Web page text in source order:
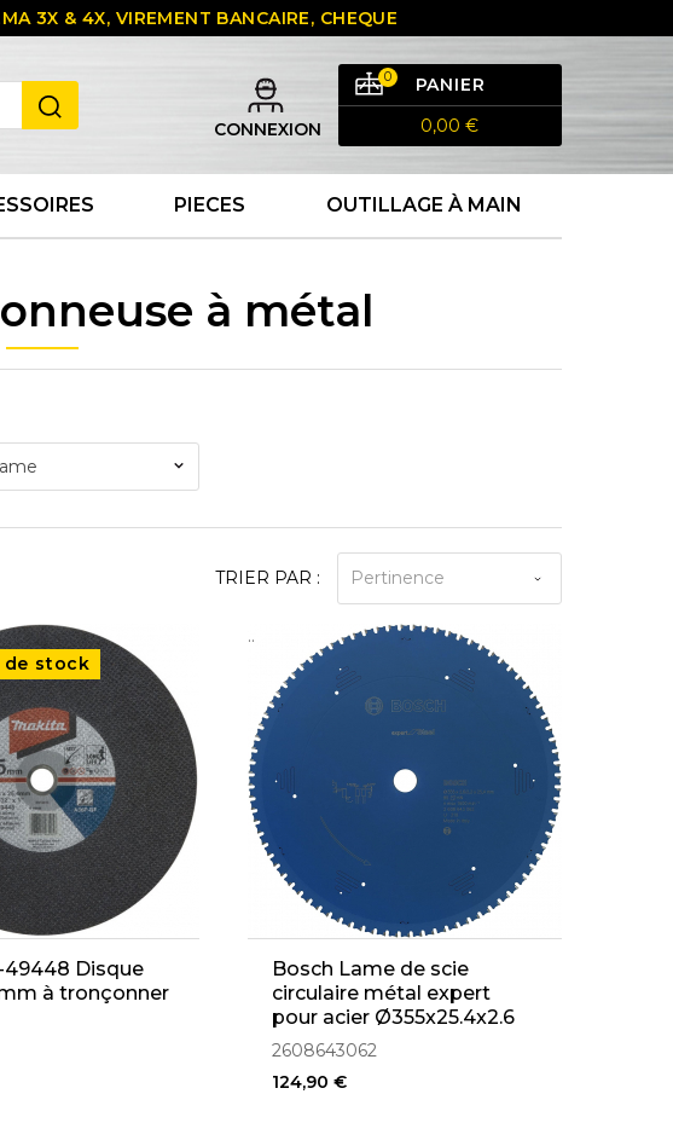
3X & 4X, VIREMENT BANCAIRE, CHEQUE
CONNEXION
PANIER
0
0,00 €
PIECES OUTILLAGE À MAIN
à métal
TRIER PAR : Pertinence
de stock
49448 Disque
à tronçonner
..
Bosch Lame de scie
circulaire métal expert
pour acier Ø355x25.4x2.6
80Dts (2608643062)
2608643062
124,90 €